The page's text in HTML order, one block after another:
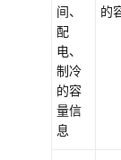
能
效
管
理
运
维
间、
配
电、
制冷
的容
量信
息
的